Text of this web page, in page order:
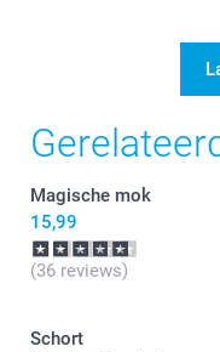
Bedankt voor
nieuwe
Magische mok
15,99
(36 reviews)
Schort